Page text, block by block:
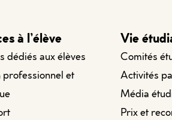
à l’élève
dédiés aux élèves
professionnel et
Vie
Comités
Activités
Média
Prix et